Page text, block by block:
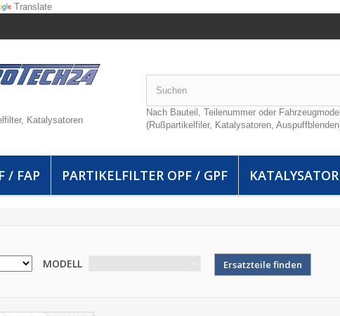
Translate
Katalysatoren
Nach Bauteil, Teilenummer oder
(Rußpartikelfiler, Katalysatoren,
/ FAP PARTIKELFILTER OPF / GPF
MODELL